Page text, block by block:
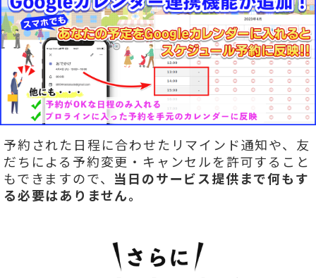
予約された日程に合わせたリマインド通知や、友
だちによる予約変更・キャンセルを許可すること
もできますので、 当日のサービス提供まで何もす
る必要はありません。